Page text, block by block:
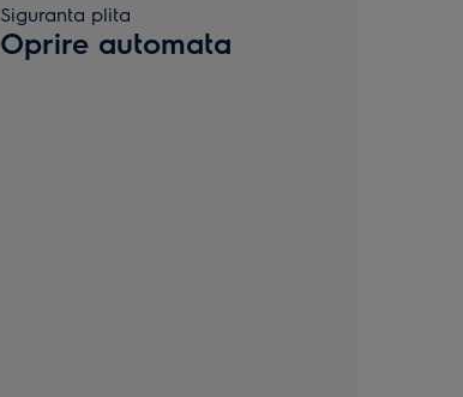
Siguranta plita
Oprire automata